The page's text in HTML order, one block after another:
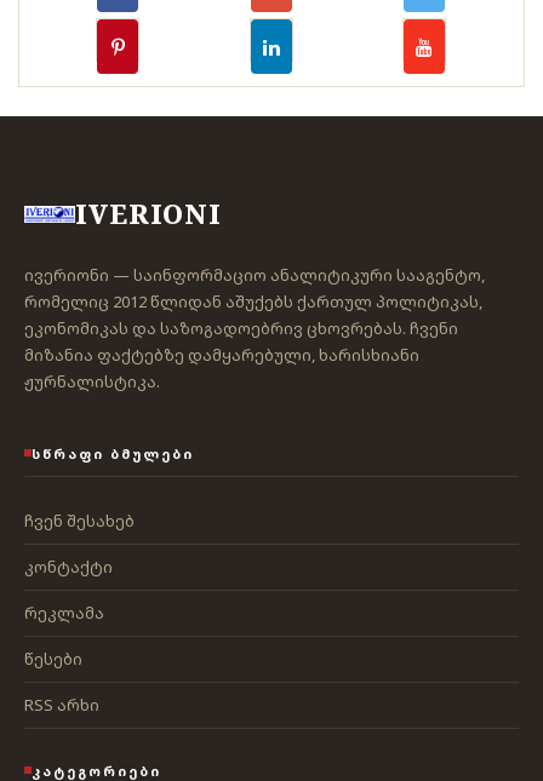
IVERIONI
ივერიონი — საინფორმაციო ანალიტიკური სააგენტო,
რომელიც 2012 წლიდან აშუქებს ქართულ პოლიტიკას,
ეკონომიკას და საზოგადოებრივ ცხოვრებას. ჩვენი
მიზანია ფაქტებზე დამყარებული, ხარისხიანი
ჟურნალისტიკა.
ᲡᲬᲠᲐᲤᲘ ᲑᲛᲣᲚᲔᲑᲘ
ჩვენ შესახებ
კონტაქტი
რეკლამა
წესები
RSS არხი
ᲙᲐᲢᲔᲒᲝᲠᲘᲔᲑᲘ